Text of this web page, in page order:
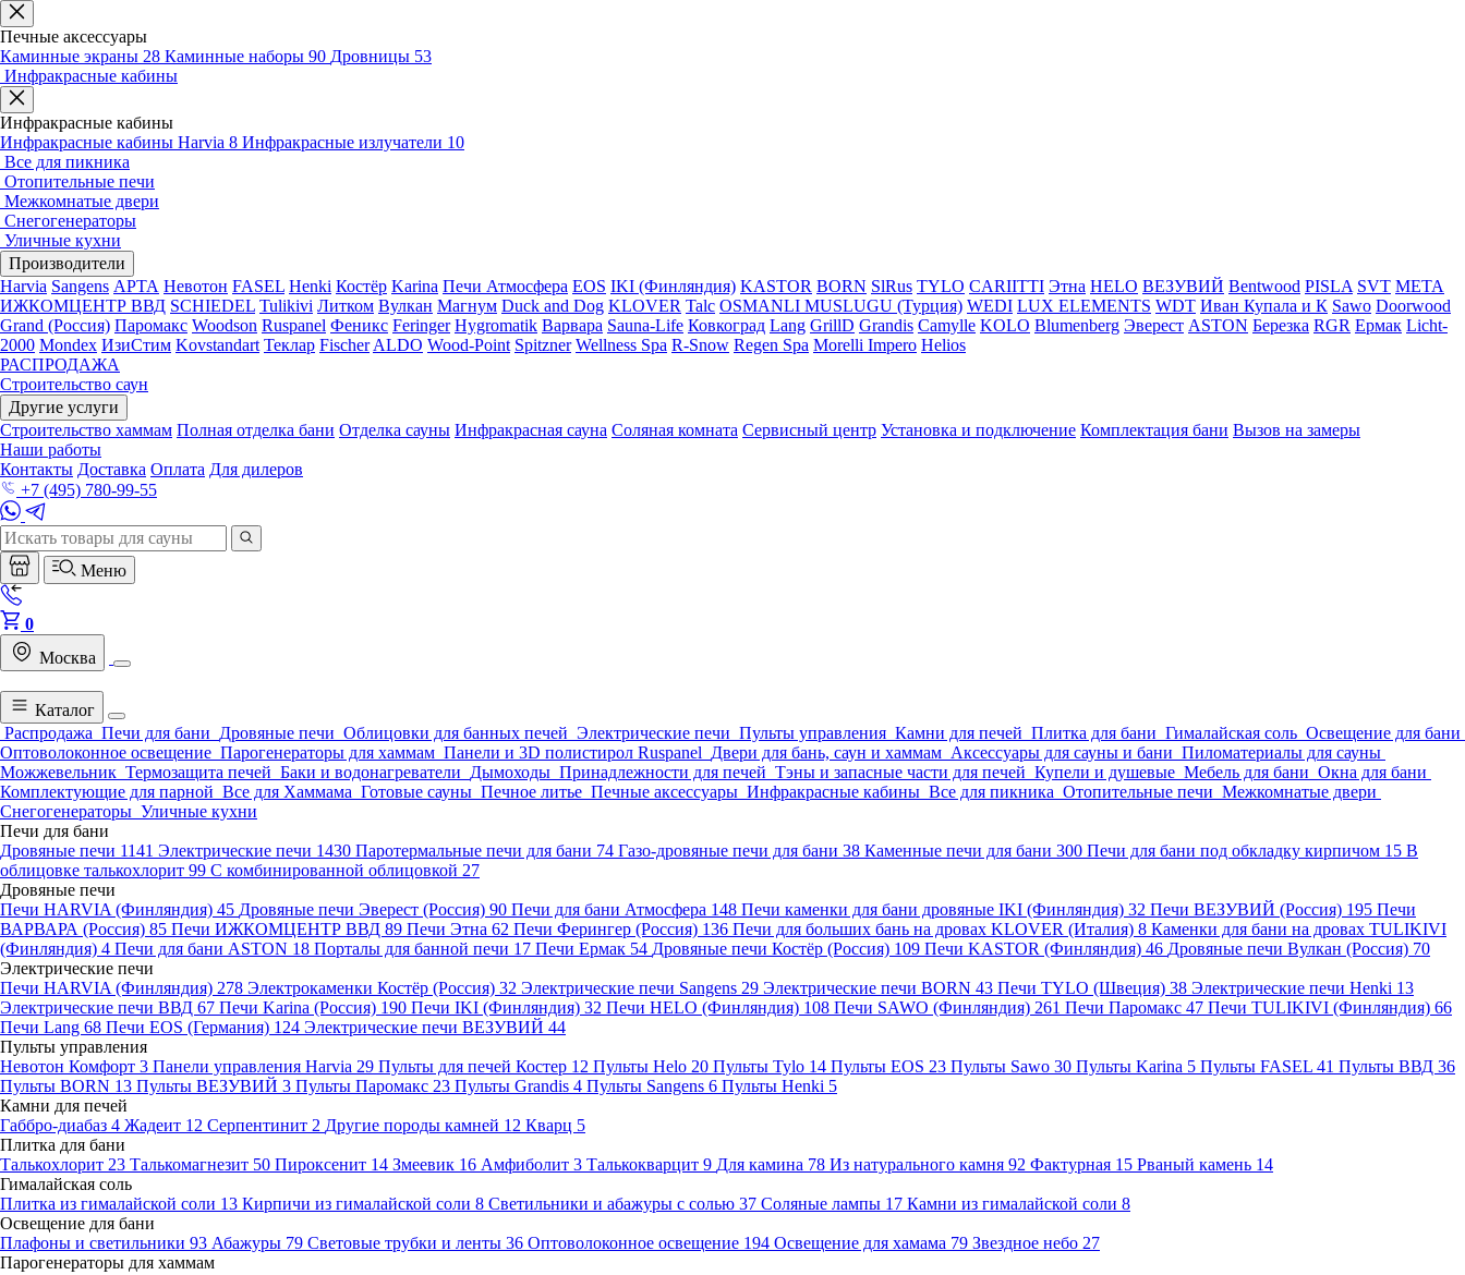
Печные аксессуары
Каминные экраны 28 Каминные наборы 90 Дровницы 53
Инфракрасные кабины
Инфракрасные кабины
Инфракрасные кабины Harvia 8 Инфракрасные излучатели 10
Все для пикника
Отопительные печи
Межкомнатые двери
Снегогенераторы
Уличные кухни
Производители
Harvia Sangens АРТА Невотон FASEL Henki Костёр Karina Печи Атмосфера EOS IKI (Финляндия) KASTOR BORN SlRus TYLO CARIITTI Этна HELO ВЕЗУВИЙ Bentwood PISLA SVT МЕТА
ИЖКОМЦЕНТР ВВД SCHIEDEL Tulikivi Литком Вулкан Магнум Duck and Dog KLOVER Talc OSMANLI MUSLUGU (Турция) WEDI LUX ELEMENTS WDT Иван Купала и К Sawo Doorwood
Grand (Россия) Паромакс Woodson Ruspanel Феникс Feringer Hygromatik Варвара Sauna-Life Ковкоград Lang GrillD Grandis Camylle KOLO Blumenberg Эверест ASTON Березка RGR Ермак Licht-
2000 Mondex ИзиСтим Kovstandart Теклар Fischer ALDO Wood-Point Spitzner Wellness Spa R-Snow Regen Spa Morelli Impero Helios
РАСПРОДАЖА
Строительство саун
Другие услуги
Строительство хаммам Полная отделка бани Отделка сауны Инфракрасная сауна Соляная комната Сервисный центр Установка и подключение Комплектация бани Вызов на замеры
Наши работы
Контакты Доставка Оплата Для дилеров
+7 (495) 780-99-55
Меню
0
Москва
Каталог
Распродажа Печи для бани Дровяные печи Облицовки для банных печей Электрические печи Пульты управления Камни для печей Плитка для бани Гималайская соль Освещение для бани
Оптоволоконное освещение Парогенераторы для хаммам Панели и 3D полистирол Ruspanel Двери для бань, саун и хаммам Аксессуары для сауны и бани Пиломатериалы для сауны
Можжевельник Термозащита печей Баки и водонагреватели Дымоходы Принадлежности для печей Тэны и запасные части для печей Купели и душевые Мебель для бани Окна для бани
Комплектующие для парной Все для Хаммама Готовые сауны Печное литье Печные аксессуары Инфракрасные кабины Все для пикника Отопительные печи Межкомнатые двери
Снегогенераторы Уличные кухни
Печи для бани
Дровяные печи 1141 Электрические печи 1430 Паротермальные печи для бани 74 Газо-дровяные печи для бани 38 Каменные печи для бани 300 Печи для бани под обкладку кирпичом 15 В
облицовке талькохлорит 99 С комбинированной облицовкой 27
Дровяные печи
Печи HARVIA (Финляндия) 45 Дровяные печи Эверест (Россия) 90 Печи для бани Атмосфера 148 Печи каменки для бани дровяные IKI (Финляндия) 32 Печи ВЕЗУВИЙ (Россия) 195 Печи
ВАРВАРА (Россия) 85 Печи ИЖКОМЦЕНТР ВВД 89 Печи Этна 62 Печи Ферингер (Россия) 136 Печи для больших бань на дровах KLOVER (Италия) 8 Каменки для бани на дровах TULIKIVI
(Финляндия) 4 Печи для бани ASTON 18 Порталы для банной печи 17 Печи Ермак 54 Дровяные печи Костёр (Россия) 109 Печи KASTOR (Финляндия) 46 Дровяные печи Вулкан (Россия) 70
Электрические печи
Печи HARVIA (Финляндия) 278 Электрокаменки Костёр (Россия) 32 Электрические печи Sangens 29 Электрические печи BORN 43 Печи TYLO (Швеция) 38 Электрические печи Henki 13
Электрические печи ВВД 67 Печи Karina (Россия) 190 Печи IKI (Финляндия) 32 Печи HELO (Финляндия) 108 Печи SAWO (Финляндия) 261 Печи Паромакс 47 Печи TULIKIVI (Финляндия) 66
Печи Lang 68 Печи EOS (Германия) 124 Электрические печи ВЕЗУВИЙ 44
Пульты управления
Невотон Комфорт 3 Панели управления Harvia 29 Пульты для печей Костер 12 Пульты Helo 20 Пульты Tylo 14 Пульты EOS 23 Пульты Sawo 30 Пульты Karina 5 Пульты FASEL 41 Пульты ВВД 36
Пульты BORN 13 Пульты ВЕЗУВИЙ 3 Пульты Паромакс 23 Пульты Grandis 4 Пульты Sangens 6 Пульты Henki 5
Камни для печей
Габбро-диабаз 4 Жадеит 12 Серпентинит 2 Другие породы камней 12 Кварц 5
Плитка для бани
Талькохлорит 23 Талькомагнезит 50 Пироксенит 14 Змеевик 16 Амфиболит 3 Талькокварцит 9 Для камина 78 Из натурального камня 92 Фактурная 15 Рваный камень 14
Гималайская соль
Плитка из гималайской соли 13 Кирпичи из гималайской соли 8 Светильники и абажуры с солью 37 Соляные лампы 17 Камни из гималайской соли 8
Освещение для бани
Плафоны и светильники 93 Абажуры 79 Световые трубки и ленты 36 Оптоволоконное освещение 194 Освещение для хамама 79 Звездное небо 27
Парогенераторы для хаммам